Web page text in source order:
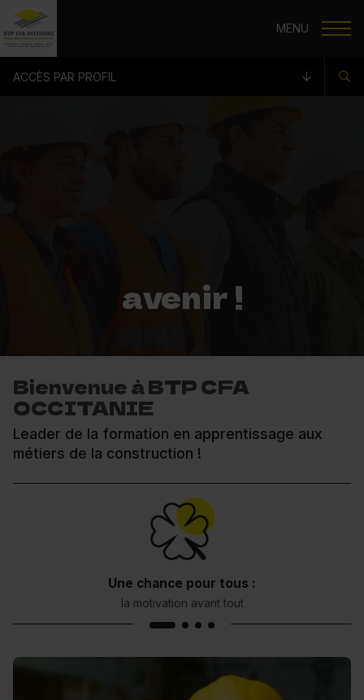
Aller au contenu principal
MENU
ACCÈS PAR PROFIL
avenir !
ton
Bâtis
Bienvenue à BTP CFA
OCCITANIE
Leader de la formation en apprentissage aux
métiers de la construction !
Une chance pour tous :
la motivation avant tout